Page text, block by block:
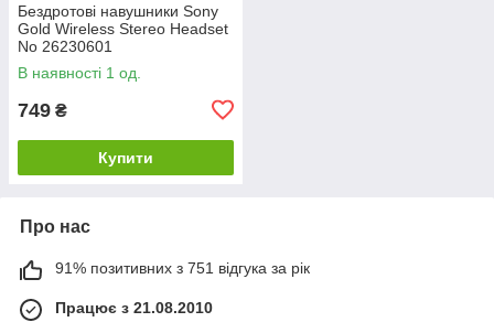
Бездротові навушники Sony
Gold Wireless Stereo Headset
No 26230601
В наявності 1 од.
749 ₴
Купити
Про нас
91% позитивних з 751 відгука за рік
Працює з 21.08.2010